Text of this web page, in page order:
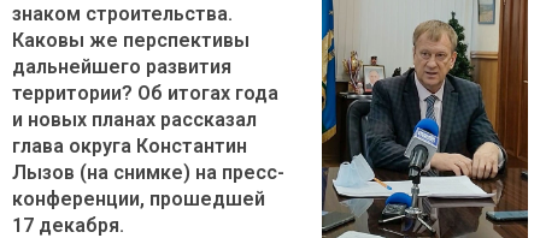
знаком строительства.
Каковы же перспективы
дальнейшего развития
территории? Об итогах года
и новых планах рассказал
глава округа Константин
Лызов (на снимке) на пресс-
конференции, прошедшей
17 декабря.